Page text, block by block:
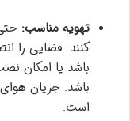
تهویه مناسب:
کنند. فضایی را
باشد یا امکان
باشد. جریان
است.